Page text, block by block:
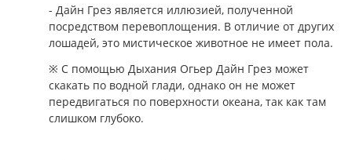
- Дайн Грез является иллюзией, полученной
посредством перевоплощения. В отличие от других
лошадей, это мистическое животное не имеет пола.
※ С помощью Дыхания Огьер Дайн Грез может
скакать по водной глади, однако он не может
передвигаться по поверхности океана, так как там
слишком глубоко.